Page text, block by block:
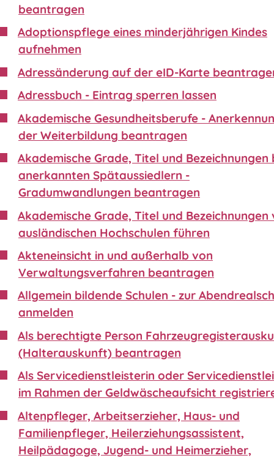
beantragen
Adoptionspflege eines minderjährigen Kindes
aufnehmen
Adressänderung auf der eID-Karte
Adressbuch - Eintrag sperren lassen
Akademische Gesundheitsberufe -
der Weiterbildung beantragen
Akademische Grade, Titel und Bezeichnungen
anerkannten Spätaussiedlern -
Gradumwandlungen beantragen
Akademische Grade, Titel und Bezeichnungen
ausländischen Hochschulen führen
Akteneinsicht in und außerhalb von
Verwaltungsverfahren beantragen
Allgemein bildende Schulen - zur
anmelden
Als berechtigte Person
(Halterauskunft) beantragen
Als Servicedienstleisterin oder
im Rahmen der Geldwäscheaufsicht
Altenpfleger, Arbeitserzieher, Haus- und
Familienpfleger, Heilerziehungsassistent,
Heilpädagoge, Jugend- und Heimerzieher,